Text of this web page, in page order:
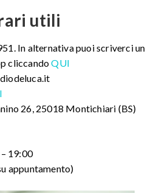
utili
In alternativa puoi scriverci un
cliccandoQUI
26, 25018 Montichiari (BS)
19:00
appuntamento)